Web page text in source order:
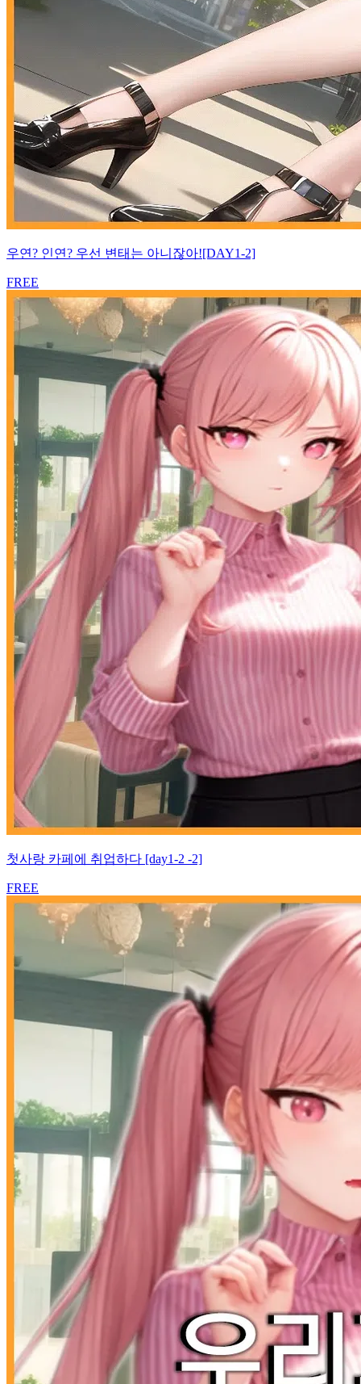
우연? 인연? 우선 변태는 아니잖아![DAY1-2]
FREE
첫사랑 카페에 취업하다 [day1-2 -2]
FREE